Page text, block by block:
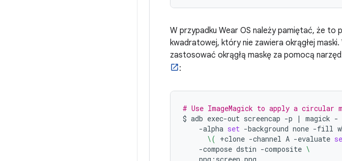
W przypadku Wear OS należy pamiętać, że
kwadratowej, który nie zawiera okrągłej
zastosować okrągłą maskę za pomocą
:
# Use ImageMagick to apply a circular
$ adb exec-out screencap -p | magick -
-alpha set -background none -fill
\( +clone -channel A -evaluate
-compose dstin -composite \